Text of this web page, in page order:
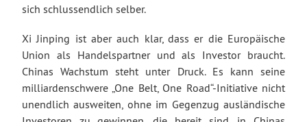
sich schlussendlich selber.
Xi Jinping ist aber auch klar, dass er die Europäische
Union als Handelspartner und als Investor braucht.
Chinas Wachstum steht unter Druck. Es kann seine
milliardenschwere „One Belt, One Road“-Initiative nicht
unendlich ausweiten, ohne im Gegenzug ausländische